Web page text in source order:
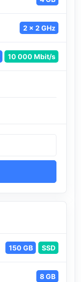
2 x 2 GHz
10 000 Mbit/s
150 GB SSD
8 GB